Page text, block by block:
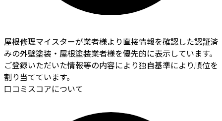
屋根修理マイスターが業者様より直接情報を確認した認証済
みの外壁塗装・屋根塗装業者様を優先的に表示しています。
ご登録いただいた情報等の内容により独自基準により順位を
割り当てています。
口コミスコアについて